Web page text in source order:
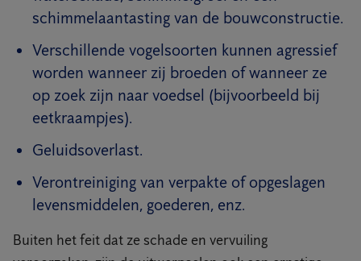
schimmelaantasting van de bouwconstructie.
Verschillende vogelsoorten kunnen agressief
worden wanneer zij broeden of wanneer ze
op zoek zijn naar voedsel (bijvoorbeeld bij
eetkraampjes).
Geluidsoverlast.
Verontreiniging van verpakte of opgeslagen
levensmiddelen, goederen, enz.
Buiten het feit dat ze schade en vervuiling